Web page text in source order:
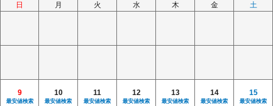
日 月 火 水 木 金 土
9
最安値検索
10
最安値検索
11
最安値検索
12
最安値検索
13
最安値検索
14
最安値検索
15
最安値検索